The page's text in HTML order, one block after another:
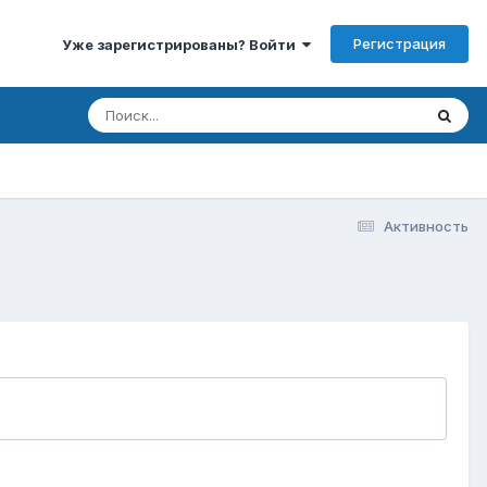
Уже зарегистрированы? Войти Регистрация
Активность